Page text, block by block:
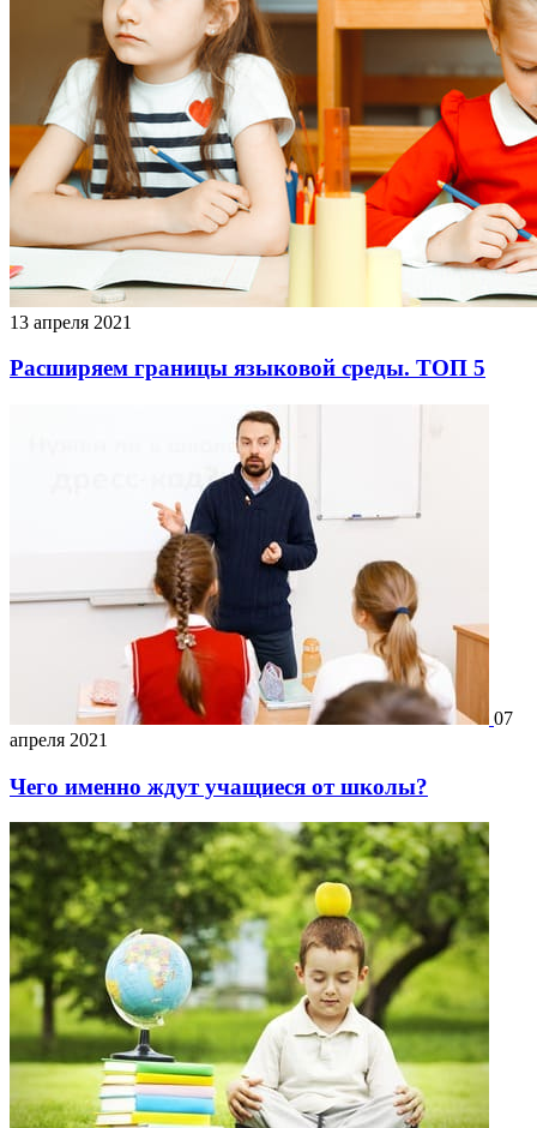
13 апреля 2021
Расширяем границы языковой среды. ТОП 5
07
апреля 2021
Чего именно ждут учащиеся от школы?